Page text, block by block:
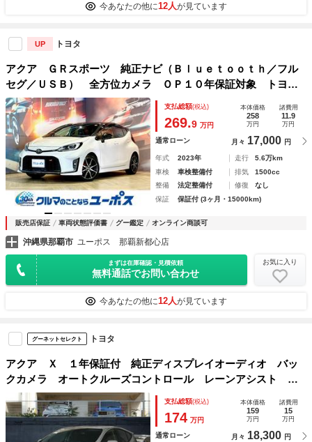
今あなたの他に12人が見ています
UP トヨタ
アクア ＧＲスポーツ 純正ナビ（Ｂｌｕｅｔｏｏｔｈ／フル
セグ／ＵＳＢ） 全方位カメラ ＯＰ１０年保証対象 トヨタ
セーフティーセンス クルーズコントロール ＥＴＣ ＢＳ
Ｍ シートヒーター ステアリングヒーター ＡＣ１００Ｖ
支払総額(税込)
269.9 万円
本体価格
258
万円
諸費用
11.9
万円
通常ローン 月々 17,000 円
年式 2023年 走行
5.6万km
車検
車検整備付 排気
1500cc
整備
法定整備付 修復
なし
保証
保証付 (3ヶ月・15000km)
販売店保証 車両状態評価書 グー鑑定 オンライン商談可
沖縄県那覇市 ユーポス 那覇新都心店
まずは在庫確認・見積依頼
無料通話でお問い合わせ
お気に入り
今あなたの他に12人が見ています
グーネットセレクト トヨタ
アクア Ｘ １年保証付 純正ディスプレイオーディオ バッ
クカメラ オートクルーズコントロール レーンアシスト 衝
突被害軽減システム オートマチックハイビーム オートライ
ト ＬＥＤヘッドランプ スマートキー
支払総額(税込)
174 万円
本体価格
159
万円
諸費用
15
万円
通常ローン 月々 18,300 円